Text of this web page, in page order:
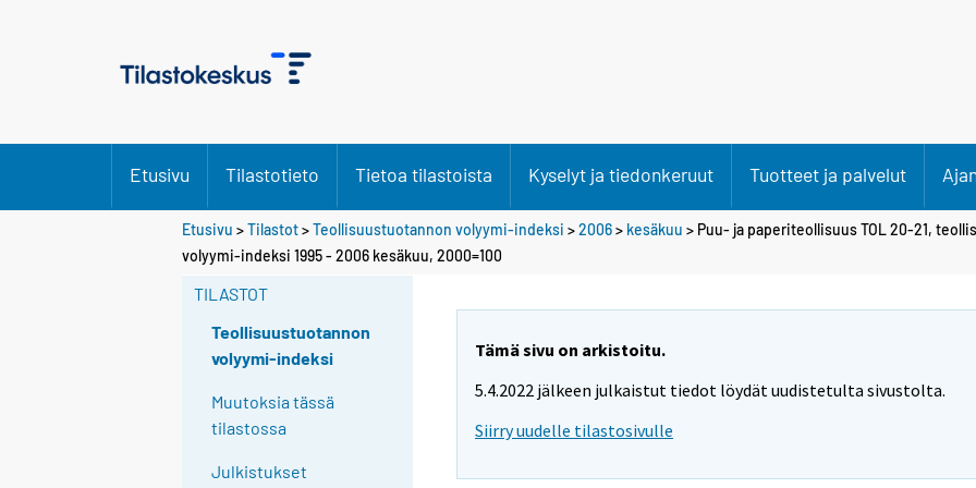
Etusivu Tilastotieto Tietoa tilastoista Kyselyt ja tiedonkeruut Tuotteet ja palvelut
Etusivu >Tilastot>Teollisuustuotannon volyymi-indeksi >2006> kesäkuu > Puu- ja paperiteollisuus TOL 20-21,
volyymi-indeksi 1995 - 2006 kesäkuu, 2000=100
TILASTOT
Teollisuustuotannon
volyymi-indeksi
Muutoksia tässä
tilastossa
Julkistukset
Tämä sivu on arkistoitu.
5.4.2022 jälkeen julkaistut tiedot löydät uudistetulta sivustolta.
Siirry uudelle tilastosivulle